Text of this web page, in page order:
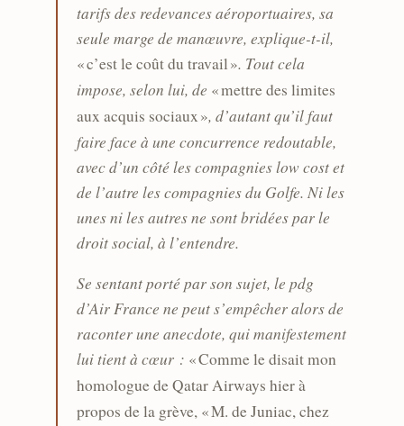
tarifs des redevances aéroportuaires, sa
seule marge de manœuvre, explique-t-il,
« c’est le coût du travail ». Tout cela
impose, selon lui, de « mettre des limites
aux acquis sociaux », d’autant qu’il faut
faire face à une concurrence redoutable,
avec d’un côté les compagnies low cost et
de l’autre les compagnies du Golfe. Ni les
unes ni les autres ne sont bridées par le
droit social, à l’entendre.
Se sentant porté par son sujet, le pdg
d’Air France ne peut s’empêcher alors de
raconter une anecdote, qui manifestement
lui tient à cœur : « Comme le disait mon
homologue de Qatar Airways hier à
propos de la grève, « M. de Juniac, chez